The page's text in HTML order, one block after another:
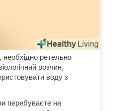
необхідно ретельно
розчин,
воду з
перебуваєте на